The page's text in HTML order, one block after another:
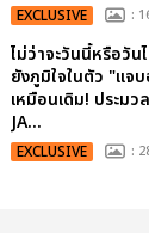
EXCLUSIVE :
ไม่ว่าจะวันนี้หรือวัน
ยังภูมิใจในตัว "แจ
เหมือนเดิม! ประมว
JA...
EXCLUSIVE :